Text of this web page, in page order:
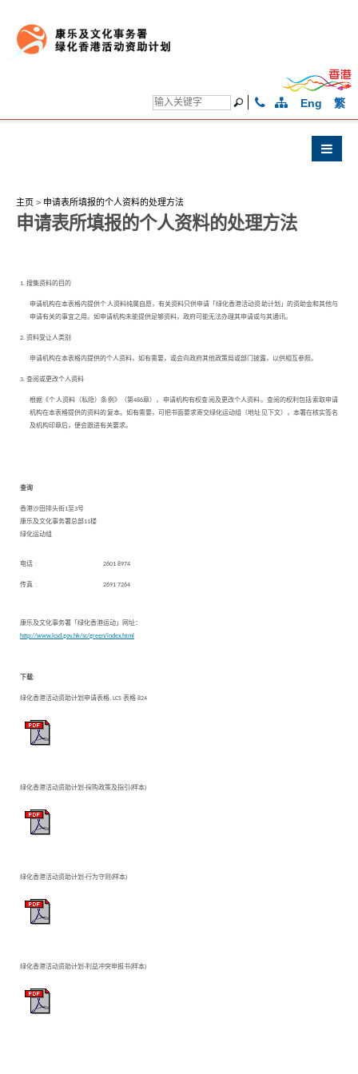
Eng 繁
主页 > 申请表所填报的个人资料的处理方法
申请表所填报的个人资料的处理方法
1. 搜集资料的目的
申请机构在本表格内提供个人资料纯属自愿，有关资料只供申请「绿化香港活动资助计划」的资助金和其他与
申请有关的事宜之用。如申请机构未能提供足够资料，政府可能无法办理其申请或与其通讯。
2. 资料受让人类别
申请机构在本表格内提供的个人资料，如有需要，或会向政府其他政策局或部门披露，以供相互参照。
3. 查阅或更改个人资料
根据《个人资料（私隐）条例》（第486章），申请机构有权查阅及更改个人资料。查阅的权利包括索取申请
机构在本表格提供的资料的复本。如有需要，可把书面要求寄交绿化运动组（地址见下文），本署在核实签名
及机构印章后，便会跟进有关要求。
查询
香港沙田排头街1至3号
康乐及文化事务署总部11楼
绿化运动组
电话﹕ 2601 8974
传真﹕ 2691 7264
康乐及文化事务署「绿化香港运动」网址：
http://www.lcsd.gov.hk/sc/green/index.html
下载:
绿化香港活动资助计划申请表格, LCS 表格 824
绿化香港活动资助计划-採购政策及指引(样本)
绿化香港活动资助计划-行为守则(样本)
绿化香港活动资助计划-利益冲突申报书(样本)